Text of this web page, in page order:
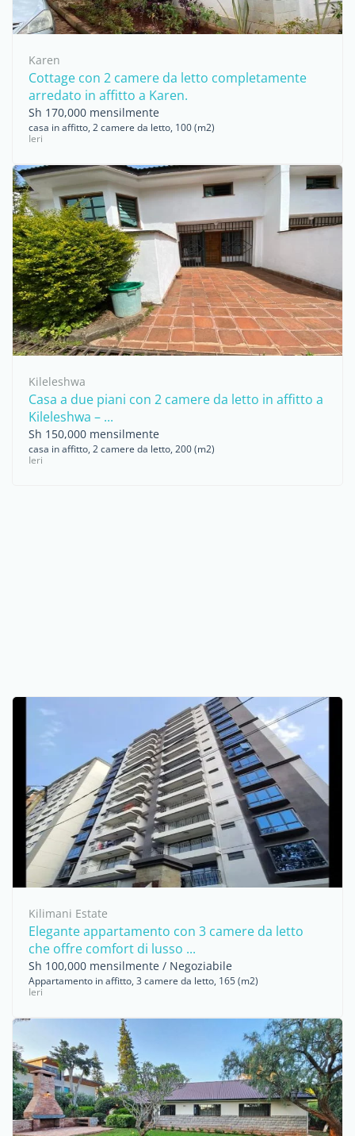
Karen
Cottage con 2 camere da letto completamente
arredato in affitto a Karen.
Sh 170,000 mensilmente
casa in affitto, 2 camere da letto, 100 (m2)
Ieri
Kileleshwa
Casa a due piani con 2 camere da letto in affitto a
Kileleshwa – ...
Sh 150,000 mensilmente
casa in affitto, 2 camere da letto, 200 (m2)
Ieri
Kilimani Estate
Elegante appartamento con 3 camere da letto
che offre comfort di lusso ...
Sh 100,000 mensilmente / Negoziabile
Appartamento in affitto, 3 camere da letto, 165 (m2)
Ieri